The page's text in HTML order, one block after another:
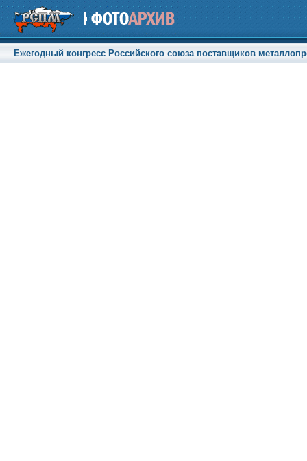
Ежегодный конгресс Российского союза поставщиков